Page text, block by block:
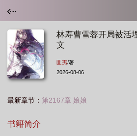
林寿曹雪蓉开局被活
文
匪夷/著
2026-08-06
最新章节： 第2167章 娘娘
书籍简介